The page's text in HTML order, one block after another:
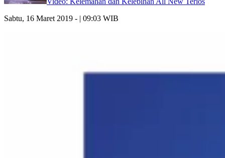
Sabtu, 16 Maret 2019 - | 09:03 WIB